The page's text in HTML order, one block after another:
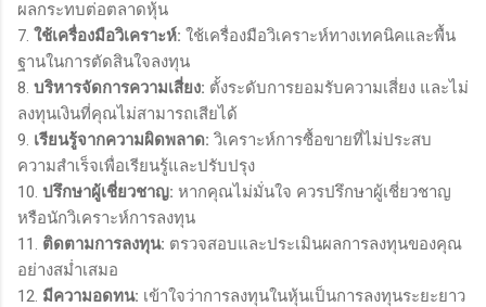
ผลกระทบต่อตลาดหุ้น
7. ใช้เครื่องมือวิเคราะห์: ใช้เครื่องมือวิเคราะห์ทางเทคนิคและพื้น
ฐานในการตัดสินใจลงทุน
8. บริหารจัดการความเสี่ยง: ตั้งระดับการยอมรับความเสี่ยง และไม่
ลงทุนเงินที่คุณไม่สามารถเสียได้
9. เรียนรู้จากความผิดพลาด: วิเคราะห์การซื้อขายที่ไม่ประสบ
ความสำเร็จเพื่อเรียนรู้และปรับปรุง
10. ปรึกษาผู้เชี่ยวชาญ: หากคุณไม่มั่นใจ ควรปรึกษาผู้เชี่ยวชาญ
หรือนักวิเคราะห์การลงทุน
11. ติดตามการลงทุน: ตรวจสอบและประเมินผลการลงทุนของคุณ
อย่างสม่ำเสมอ
12. มีความอดทน: เข้าใจว่าการลงทุนในหุ้นเป็นการลงทุนระยะยาว